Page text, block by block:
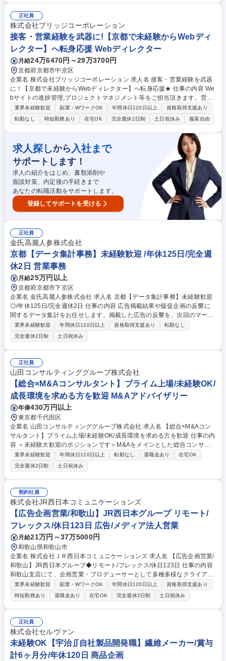
評価。徐々に部品設計、レイアウト設計と担当領域を拡大。 【チーム】弊
社社員4～5名のチーム構成。わからないことがあればいつでも隣に座って
いる先輩に相談できる環境。 【採用HP】https://www.recruit-kyoso-tec.co
m/ 募集職種 【(急募)機械設計/滋賀県草津市】未経験歓迎！/年休125日/在
宅可/社宅有
正社員
株式会社ブリッジコーポレーション
接客・営業経験を武器に!【京都で未経験からWebディ
レクター】へ転身応援 Webディレクター
月給24万6470円～29万3700円
京都府京都市中京区
企業名 株式会社ブリッジコーポレーション 求人名 接客・営業経験を武器
に！【京都で未経験からWebディレクター】へ転身応援★ 仕事の内容 We
bサイトの進捗管理,プロジェクトマネジメント等をご担当頂きます。営業
が企画立案した案件に携わります。提案から構築・運用まで一気通貫。全
て自社内で完結でき,幅広く知識を吸収しスキルが身につきます。 ≪具体
的には≫■お客様との折衝から画面設計・仕様決め,進行管理,運用 業務を
ご担当頂き,案件全体の管理を行って頂きます。Webサイトの構築を 目的
とするのではなく,顧客のニーズ・課題を解決するにはどうするのか 考え,
提案しながらプロジェクトを牽引して頂きます。プロジェクトに よって
は,お客様との月例会議を開催しており,より良い成果を上げていく ための
ご提案やアクセス解析等もご担当頂きます。 募集職種 接客・営業経験を
武器に！【京都で未経験からWebディレクター】へ転身応援★
業界未経験歓迎 副業・WワークOK 年間休日120日以上
資格取得支援あり
転勤なし
時短勤務あり 在宅OK 完全週休2日制 土日祝休み 服装自由
求人探しから 入社まで
サポートします！
求人の紹介をはじめ、書類添削や
面談対策、内定後の手続きまで
あなたの転職活動をサポートします。
登録してサポートを受ける
正社員
金氏高麗人参株式会社
京都【データ集計事務】未経験歓迎 /年休125日/完全週
休2日 営業事務
月給25万円以上
京都府京都市下京区
企業名 金氏高麗人参株式会社 求人名 京都【データ集計事務】未経験歓迎
◎/年休125日/完全週休2日 仕事の内容 広告掲載結果や販促企画の反響に
関するデータ集計をお任せします。掲載した広告の反響を、次回のマーケ
ティング企画の参考にします。日々入力し蓄積する数値が、将来の販促企
画や広告掲載の大切な指標になります。 反響の最大化につなげるため、関
連する部署と相談、協力しながら業務に取り組みます。 【具体的には】
◆広告の反響数などのデータ入力・集計 ◆効果レポートの作成 ◆電話・
メール対応 ◆その他付随する事務業務 ★入社後は導入教育を経て、配属
部署でのOJT教育が始まります。社内外のセミナーなどにも参加し、必要
な考え方や知識を体系的に学ぶことができます。 募集職種 京都【データ
集計事務】未経験歓迎◎/年休125日/完全週休2日
業界未経験歓迎 年間休日120日以上 資格取得支援あり
転勤なし
完全週休2日制
土日祝休み
正社員
山田コンサルティンググループ株式会社
【総合×M&Aコンサルタント】プライム上場/未経験OK/
成長環境を求める方を歓迎 M&Aアドバイザリー
年俸430万円以上
東京都千代田区
企業名 山田コンサルティンググループ株式会社 求人名 【総合×M&Aコン
サルタント】プライム上場/未経験OK/成長環境を求める方を歓迎 仕事の内
容 ＜未経験大歓迎のポジションです＞M&Aをメインとした総合コンサル
業務をお任せします。様々なM&A案件に携わりながら飛躍的に成長したい
という想いをお持ちの方を歓迎します。 ＜サービス内容＞ ■M&Aの事前検
討支援■M&Aプランニング ■M&Aアドバイザリー（FA業務） ■デューデリ
ジェンス、バリュエーション ■M&A仲介業務■M&A実行後の統合支援 募集
職種 【総合×M&Aコンサルタント】プライム上場/未経験OK/成長環境を求
める方を歓迎
業界未経験歓迎 年間休日120日以上 転勤なし 退職金あり
在宅OK
完全週休2日制
土日祝休み
契約社員
株式会社JR西日本コミュニケーションズ
【広告企画営業/和歌山】JR西日本グループ リモート/
フレックス/休日123日 広告/メディア法人営業
月給21万円～37万5000円
和歌山県和歌山市
企業名 株式会社ＪＲ西日本コミュニケーションズ 求人名 【広告企画営業/
和歌山】JR西日本グループ◆リモート/フレックス/休日123日 仕事の内容
和歌山支店にて、企画営業・プロデューサーとして多種多様なクライアン
トを担当していただきます。未経験からでもOJTを中心とした教育体制が
整っており安心して働けます。 自治体や一般企業を中心にテレビ、雑誌な
どのマス広告から交通広告やイベント展開、デジタルマーケティングとい
った様々なソリューションを活用し、クライアントの課題解決を担う仕事
を行なっていただきます。 担当は新規開拓を想定しており、幅広いクライ
アントを担当していただきます 募集職種 【広告企画営業/和歌山】JR西日
本グループ◆リモート/フレックス/休日123日
業界未経験歓迎 副業・WワークOK 年間休日120日以上
資格取得支援あり
時短勤務あり
退職金あり 在宅OK 完全週休2日制 土日祝休み
正社員
株式会社セルヴァン
未経験OK【宇治∬自社製品開発職】繊維メーカー/賞与
計6ヶ月分/年休120日 商品企画